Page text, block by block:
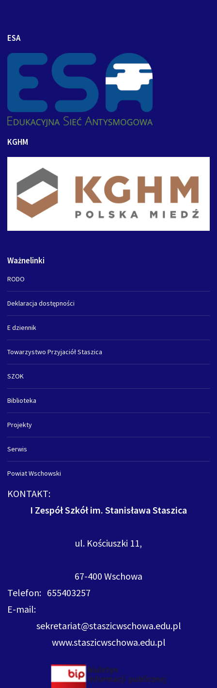
ESA
KGHM
Ważnelinki
RODO
Deklaracja dostępności
E dziennik
Towarzystwo Przyjaciół Staszica
SZOK
Biblioteka
Projekty
Serwis
Powiat Wschowski
KONTAKT:
I Zespół Szkół im. Stanisława Staszica
ul. Kościuszki 11,
67-400 Wschowa
Telefon: 655403257
E-mail:
sekretariat@staszicwschowa.edu.pl
www.staszicwschowa.edu.pl